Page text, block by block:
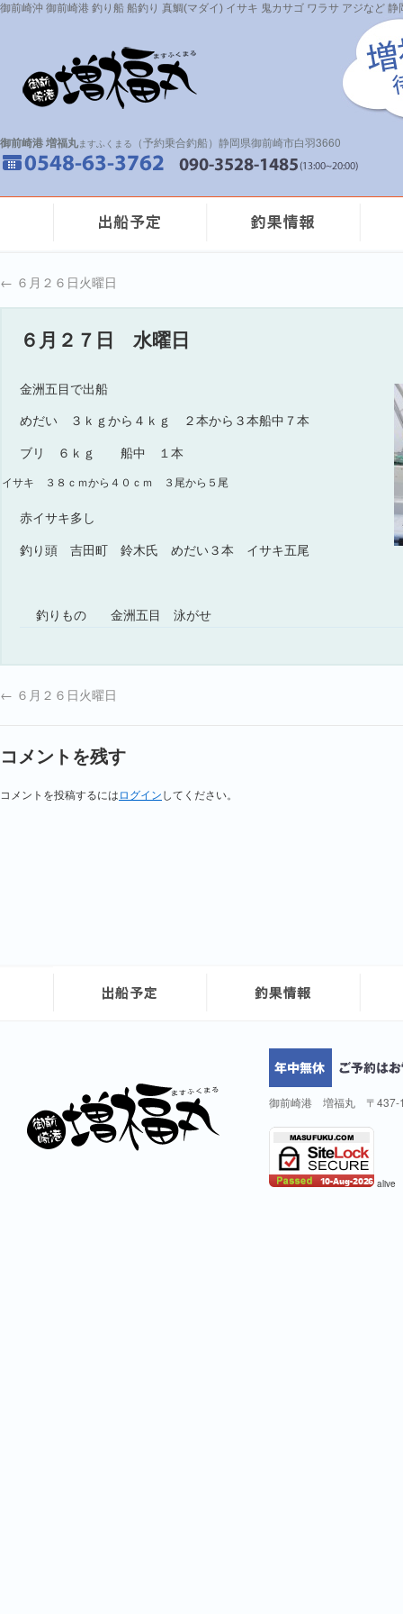
御前崎沖 御前崎港 釣り船 船釣り 真鯛(マダイ) イサキ 鬼カサゴ ワラサ アジなど
御前崎港 増福丸ますふくまる （予約乗合釣船）静岡県御前崎市白羽3660
← ６月２６日火曜日
６月２７日 水曜日
金洲五目で出船
めだい ３ｋｇから４ｋｇ ２本から３本船中７本
ブリ ６ｋｇ 船中 １本
イサキ ３８ｃｍから４０ｃｍ ３尾から５尾
赤イサキ多し
釣り頭 吉田町 鈴木氏 めだい３本 イサキ五尾
釣りもの 金洲五目 泳がせ
← ６月２６日火曜日
コメントを残す
コメントを投稿するには ログイン してください。
御前崎港 増福丸 〒437-
alive